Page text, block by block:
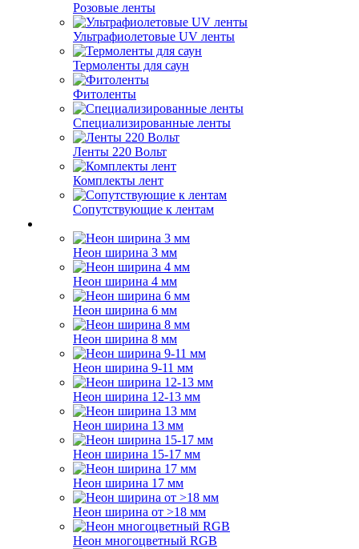
Розовые ленты
Ультрафиолетовые UV ленты
Термоленты для саун
Фитоленты
Специализированные ленты
Ленты 220 Вольт
Комплекты лент
Сопутствующие к лентам
Неон ширина 3 мм
Неон ширина 4 мм
Неон ширина 6 мм
Неон ширина 8 мм
Неон ширина 9-11 мм
Неон ширина 12-13 мм
Неон ширина 13 мм
Неон ширина 15-17 мм
Неон ширина 17 мм
Неон ширина от >18 мм
Неон многоцветный RGB